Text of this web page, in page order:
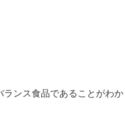
ンス食品であることがわか